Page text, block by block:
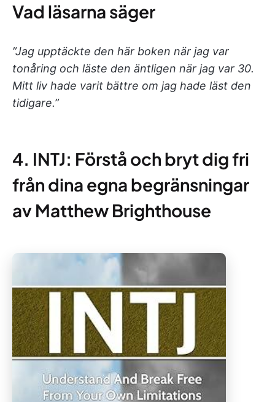
Vad läsarna säger
”Jag upptäckte den här boken när jag var
tonåring och läste den äntligen när jag var 30.
Mitt liv hade varit bättre om jag hade läst den
tidigare.”
4. INTJ: Förstå och bryt dig fri
från dina egna begränsningar
av Matthew Brighthouse